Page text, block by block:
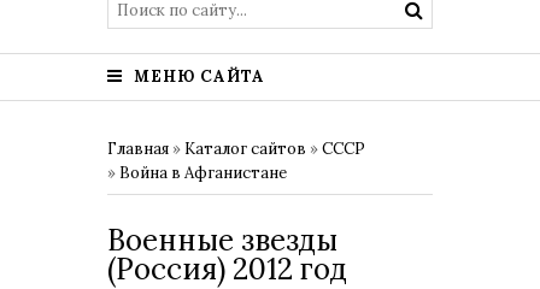
МЕНЮ САЙТА
Главная » Каталог сайтов »СССР
» Война в Афганистане
Военные звезды
(Россия) 2012 год